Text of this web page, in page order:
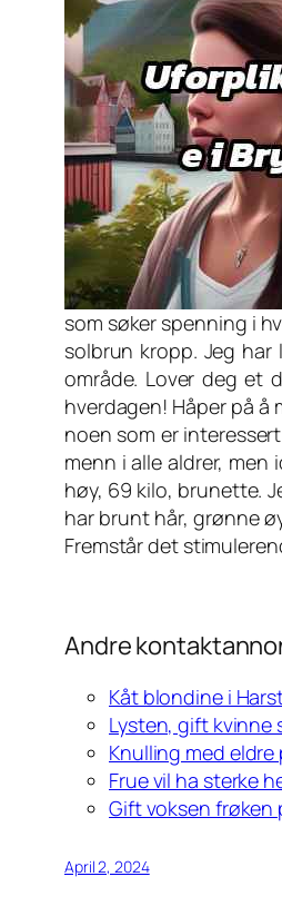
som søker spenning i
solbrun kropp. Jeg
område. Lover deg et
hverdagen! Håper på
noen som er
menn i alle aldrer, men
høy, 69 kilo, brunette.
har brunt hår, grønne
Fremstår det
Andre
Kåt blondine i
Lysten, gift kvinne
Knulling med eldre
Frue vil ha sterke
Gift voksen
April 2, 2024